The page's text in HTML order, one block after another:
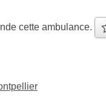
cette ambulance.